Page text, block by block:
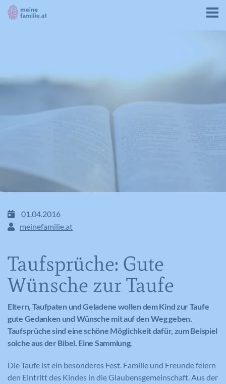
01.04.2016
meinefamilie.at
Taufsprüche: Gute
Wünsche zur Taufe
Eltern, Taufpaten und Geladene wollen dem Kind zur Taufe
gute Gedanken und Wünsche mit auf den Weg geben.
Taufsprüche sind eine schöne Möglichkeit dafür, zum Beispiel
solche aus der Bibel. Eine Sammlung.
Die Taufe ist ein besonderes Fest. Familie und Freunde feiern
den Eintritt des Kindes in die Glaubensgemeinschaft. Aus der